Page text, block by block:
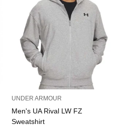
UNDER ARMOUR
Men's UA Rival LW FZ
Sweatshirt